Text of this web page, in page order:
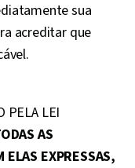
sua
acreditar que
PELA LEI
AS
ELAS EXPRESSAS,